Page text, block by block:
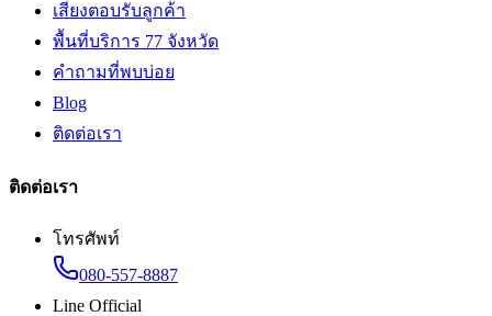
เสียงตอบรับลูกค้า
พื้นที่บริการ 77 จังหวัด
คำถามที่พบบ่อย
Blog
ติดต่อเรา
ติดต่อเรา
โทรศัพท์
080-557-8887
Line Official